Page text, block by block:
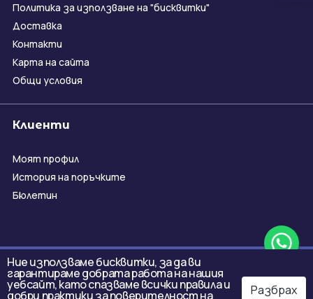
Ние използваме бисквитки, за да ви
гарантираме добрата работа на нашия
уебсайт, като спазваме всички правила и
добри практики за поверителност на Разбрах
Политика за използване на "бисквитки"
Доставка
Контакти
Карта на сайта
Общи условия
Клиенти
Моят профил
История на поръчките
Бюлетин